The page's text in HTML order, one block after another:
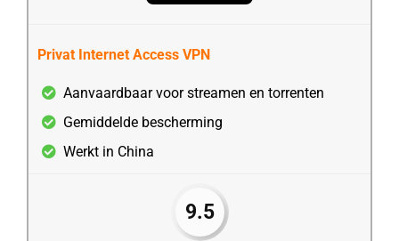
Privat Internet Access VPN
Aanvaardbaar voor streamen en torrenten
Gemiddelde bescherming
Werkt in China
9.5